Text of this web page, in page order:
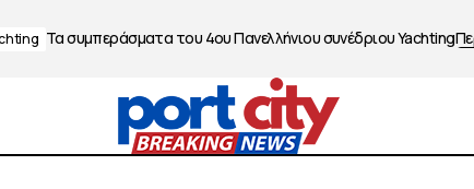
Τα συμπεράσματα του 4ου Πανελλήνιου συνέδριου Yachting